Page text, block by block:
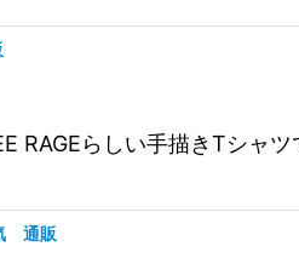
RAGEらしい手描きTシ
通販